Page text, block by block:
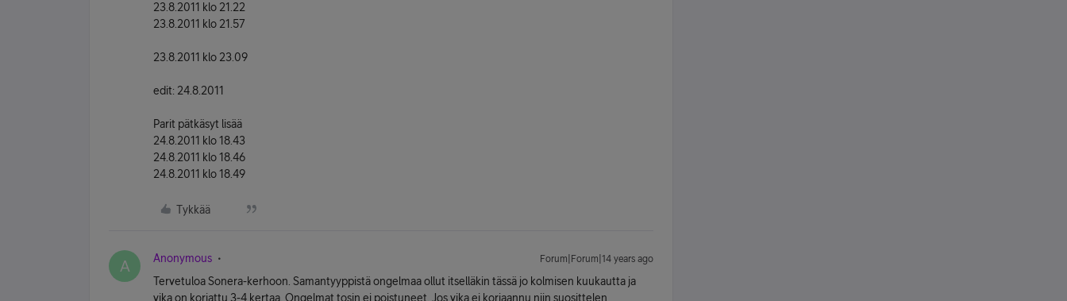
23.8.2011 klo 21.22
23.8.2011 klo 21.57
23.8.2011 klo 23.09
edit: 24.8.2011
Parit pätkäsyt lisää
24.8.2011 klo 18.43
24.8.2011 klo 18.46
24.8.2011 klo 18.49
Tykkää
A Anonymous Forum|Forum|14 years ago
Tervetuloa Sonera-kerhoon. Samantyyppistä ongelmaa ollut itselläkin tässä jo kolmisen kuukautta ja
vika on korjattu 3-4 kertaa. Ongelmat tosin ei poistuneet. Jos vika ei korjaannu niin suosittelen